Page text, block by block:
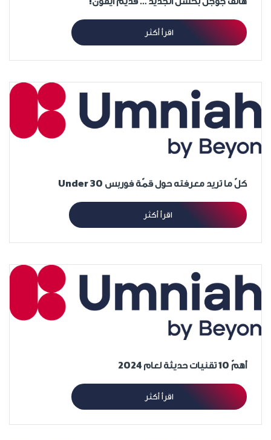
اقرأ أكثر
كلّ ما تريد معرفته حول قمّة فوربس Under 30
اقرأ أكثر
أهمّ 10 تقنيات حديثة لعام 2024
اقرأ أكثر